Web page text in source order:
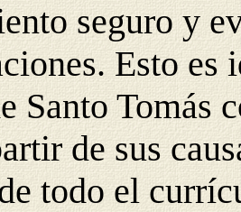
seguro y
Esto
Santo Tomás
de sus
todo el